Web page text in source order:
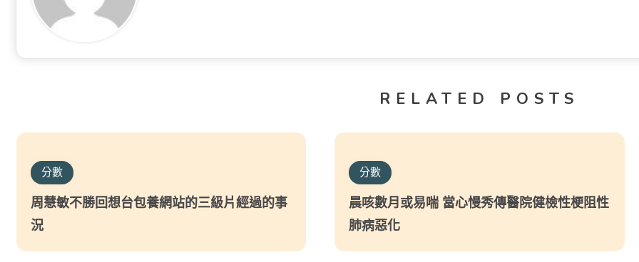
RELATED POSTS
分數
周慧敏不勝回想台包養網站的三級片經過的事
況
分數
晨咳數月或易喘 當心慢秀傳醫院健檢性梗阻性
肺病惡化